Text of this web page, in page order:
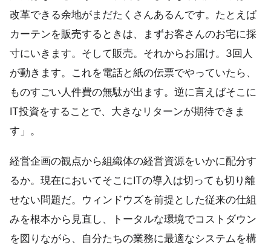
改革できる余地がまだたくさんあるんです。たとえば
カーテンを販売するときは、まずお客さんのお宅に採
寸にいきます。そして販売。それからお届け。3回人
が動きます。これを電話と紙の伝票でやっていたら、
ものすごい人件費の無駄が出ます。逆に言えばそこに
IT投資をすることで、大きなリターンが期待できま
す」。
経営企画の観点から組織体の経営資源をいかに配分す
るか。現在においてそこにITの導入は切っても切り離
せない問題だ。ウィンドウズを前提とした従来の仕組
みを根本から見直し、トータルな環境でコストダウン
を図りながら、自分たちの業務に最適なシステムを構